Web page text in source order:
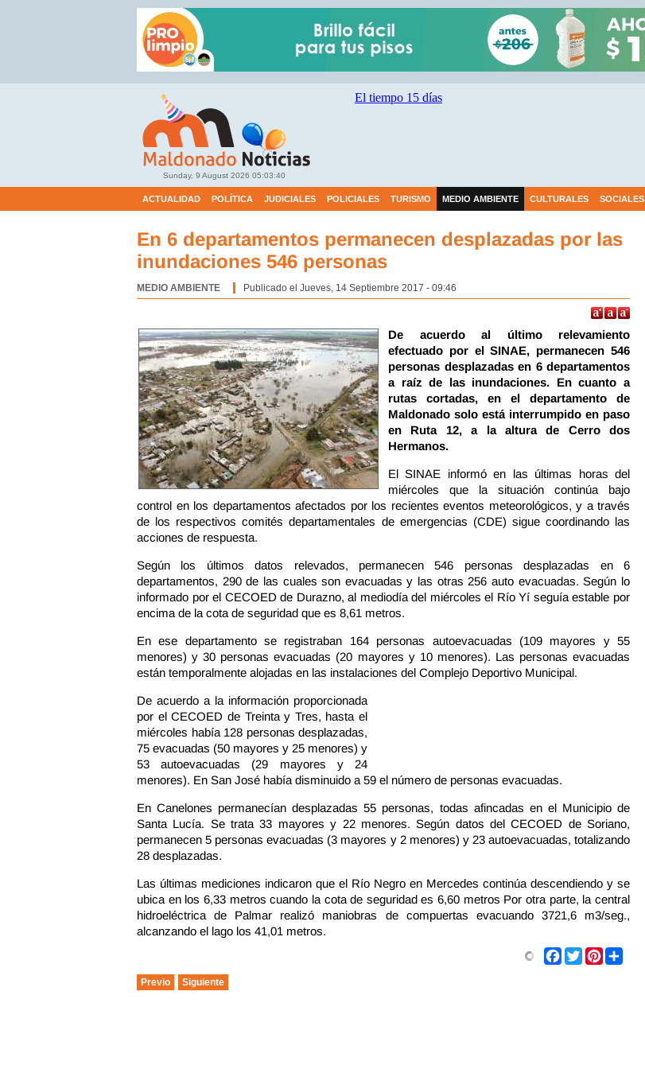
Sunday, 9 August 2026 05:03:41
ACTUALIDAD POLÍTICA JUDICIALES POLICIALES TURISMO MEDIO AMBIENTE CULTURALES SOCIALES
En 6 departamentos permanecen desplazadas por las
inundaciones 546 personas
MEDIO AMBIENTE Publicado el Jueves, 14 Septiembre 2017 - 09:46
De acuerdo al último relevamiento
efectuado por el SINAE, permanecen 546
personas desplazadas en 6 departamentos
a raíz de las inundaciones. En cuanto a
rutas cortadas, en el departamento de
Maldonado solo está interrumpido en paso
en Ruta 12, a la altura de Cerro dos
Hermanos.
El SINAE informó en las últimas horas del
miércoles que la situación continúa bajo
control en los departamentos afectados por los recientes eventos meteorológicos, y a través
de los respectivos comités departamentales de emergencias (CDE) sigue coordinando las
acciones de respuesta.
Según los últimos datos relevados, permanecen 546 personas desplazadas en 6
departamentos, 290 de las cuales son evacuadas y las otras 256 auto evacuadas. Según lo
informado por el CECOED de Durazno, al mediodía del miércoles el Río Yí seguía estable por
encima de la cota de seguridad que es 8,61 metros.
En ese departamento se registraban 164 personas autoevacuadas (109 mayores y 55
menores) y 30 personas evacuadas (20 mayores y 10 menores). Las personas evacuadas
están temporalmente alojadas en las instalaciones del Complejo Deportivo Municipal.
De acuerdo a la información proporcionada
por el CECOED de Treinta y Tres, hasta el
miércoles había 128 personas desplazadas,
75 evacuadas (50 mayores y 25 menores) y
53 autoevacuadas (29 mayores y 24
menores). En San José había disminuido a 59 el número de personas evacuadas.
En Canelones permanecían desplazadas 55 personas, todas afincadas en el Municipio de
Santa Lucía. Se trata 33 mayores y 22 menores. Según datos del CECOED de Soriano,
permanecen 5 personas evacuadas (3 mayores y 2 menores) y 23 autoevacuadas, totalizando
28 desplazadas.
Las últimas mediciones indicaron que el Río Negro en Mercedes continúa descendiendo y se
ubica en los 6,33 metros cuando la cota de seguridad es 6,60 metros Por otra parte, la central
hidroeléctrica de Palmar realizó maniobras de compuertas evacuando 3721,6 m3/seg.,
alcanzando el lago los 41,01 metros.
Facebook
TwitterPinterest
Previo Siguiente